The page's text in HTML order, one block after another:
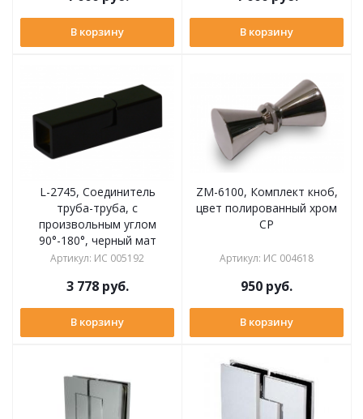
В корзину В корзину
L-2745, Соединитель
труба-труба, с
произвольным углом
90°-180°, черный мат
Артикул: ИС 005192
3 778руб.
В корзину
ZM-6100, Комплект кноб,
цвет полированный хром
CP
Артикул: ИС 004618
950 руб.
В корзину